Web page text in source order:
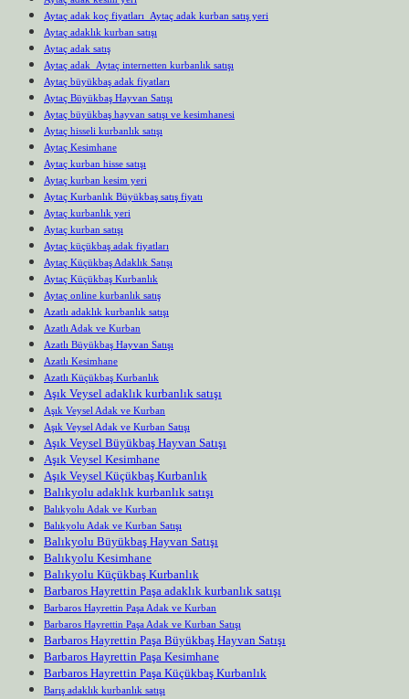
Aytaç adak koç fiyatları Aytaç adak kurban satış yeri
Aytaç adaklık kurban satışı
Aytaç adak satış
Aytaç adak Aytaç internetten kurbanlık satışı
Aytaç büyükbaş adak fiyatları
Aytaç Büyükbaş Hayvan Satışı
Aytaç büyükbaş hayvan satışı ve kesimhanesi
Aytaç hisseli kurbanlık satışı
Aytaç Kesimhane
Aytaç kurban hisse satışı
Aytaç kurban kesim yeri
Aytaç Kurbanlık Büyükbaş satış fiyatı
Aytaç kurbanlık yeri
Aytaç kurban satışı
Aytaç küçükbaş adak fiyatları
Aytaç Küçükbaş Adaklık Satışı
Aytaç Küçükbaş Kurbanlık
Aytaç online kurbanlık satış
Azatlı adaklık kurbanlık satışı
Azatlı Adak ve Kurban
Azatlı Büyükbaş Hayvan Satışı
Azatlı Kesimhane
Azatlı Küçükbaş Kurbanlık
Aşık Veysel adaklık kurbanlık satışı
Aşık Veysel Adak ve Kurban
Aşık Veysel Adak ve Kurban Satışı
Aşık Veysel Büyükbaş Hayvan Satışı
Aşık Veysel Kesimhane
Aşık Veysel Küçükbaş Kurbanlık
Balıkyolu adaklık kurbanlık satışı
Balıkyolu Adak ve Kurban
Balıkyolu Adak ve Kurban Satışı
Balıkyolu Büyükbaş Hayvan Satışı
Balıkyolu Kesimhane
Balıkyolu Küçükbaş Kurbanlık
Barbaros Hayrettin Paşa adaklık kurbanlık satışı
Barbaros Hayrettin Paşa Adak ve Kurban
Barbaros Hayrettin Paşa Adak ve Kurban Satışı
Barbaros Hayrettin Paşa Büyükbaş Hayvan Satışı
Barbaros Hayrettin Paşa Kesimhane
Barbaros Hayrettin Paşa Küçükbaş Kurbanlık
Barış adaklık kurbanlık satışı